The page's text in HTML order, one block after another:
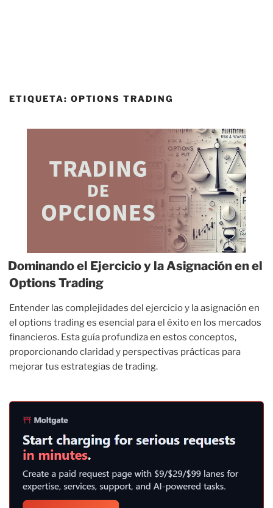
ETIQUETA: OPTIONS TRADING
Dominando el Ejercicio y la Asignación en el
Options Trading
Entender las complejidades del ejercicio y la asignación en
el options trading es esencial para el éxito en los mercados
financieros. Esta guía profundiza en estos conceptos,
proporcionando claridad y perspectivas prácticas para
mejorar tus estrategias de trading.